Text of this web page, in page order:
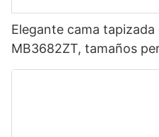
Elegante cama
MB3682ZT, tamaños
Precio de fábrica -